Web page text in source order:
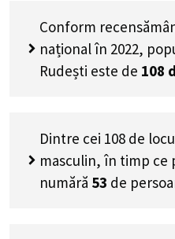
Conform
național în 2022,
Rudești este de 108
Dintre cei 108 de
masculin, în timp ce
numără 53 de